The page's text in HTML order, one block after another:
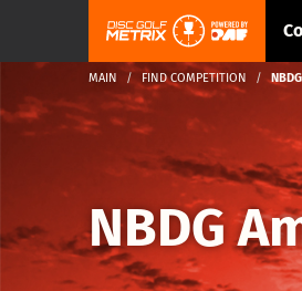
MAIN FIND COMPETITION
NBDG